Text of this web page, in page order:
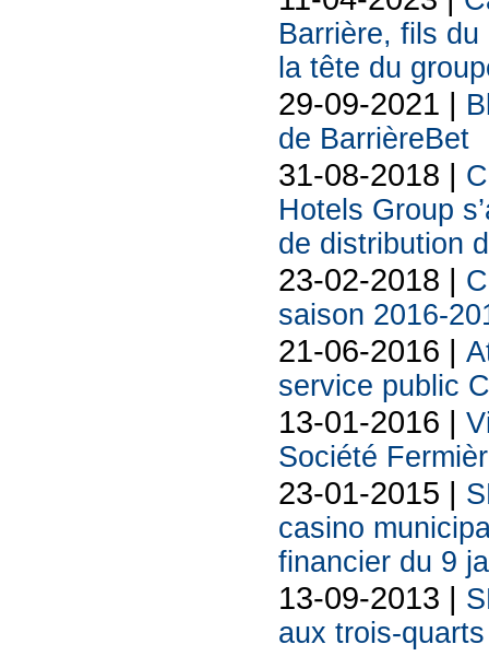
Barrière, fils
la tête du
29-09-2021 |
de BarrièreBet
31-08-2018 |
Hotels Group
de distribution
23-02-2018 |
saison 2016-
21-06-2016 |
service public
13-01-2016 |
Société
23-01-2015 |
casino
financier du 9
13-09-2013 |
aux trois-